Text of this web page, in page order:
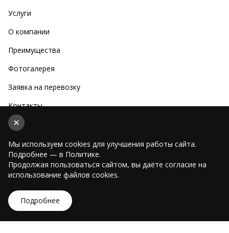
Услуги
О компании
Преимущества
Фотогалерея
Заявка на перевозку
Контакты
Блог
Тел.: +7-903-335-24-47
Эл. почта: samara@satrex.ru
Пн - Пт: 09:00 - 16:00
Сб - Вс: выходной
Адрес
Мы используем cookies для улучшения работы сайта.
Подробнее — в Политике.
Продолжая пользоваться сайтом, вы даёте согласие на
использование файлов cookies.
Подробнее